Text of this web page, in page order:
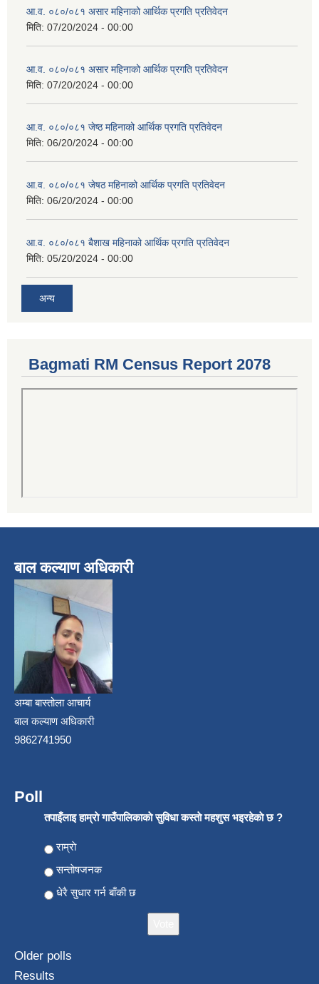
आ.व. ०८०/०८१ असार महिनाको आर्थिक प्रगति प्रतिवेदन
मिति: 07/20/2024 - 00:00
आ.व. ०८०/०८१ असार महिनाको आर्थिक प्रगति प्रतिवेदन
मिति: 07/20/2024 - 00:00
आ.व. ०८०/०८१ जेष्ठ महिनाको आर्थिक प्रगति प्रतिवेदन
मिति: 06/20/2024 - 00:00
आ.व. ०८०/०८१ जेषठ महिनाको आर्थिक प्रगति प्रतिवेदन
मिति: 06/20/2024 - 00:00
आ.व. ०८०/०८१ बैशाख महिनाको आर्थिक प्रगति प्रतिवेदन
मिति: 05/20/2024 - 00:00
अन्य
Bagmati RM Census Report 2078
बाल कल्याण अधिकारी
अम्बा बास्तोला आचार्य
बाल कल्याण अधिकारी
9862741950
Poll
तपाइँलाइ हाम्राे गाउँपालिकाकाे सुविधा कस्ताे महशुस भइरहेकाे छ ?
Choices
राम्राे
सन्ताेषजनक
धेरै सुधार गर्न बाँकी छ
Older polls
Results